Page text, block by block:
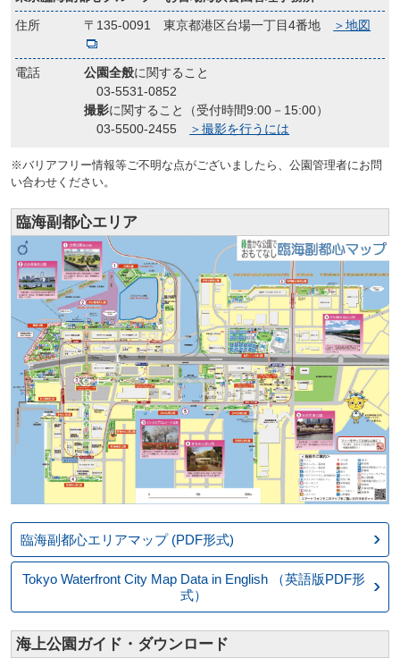
住所
〒135-0091 東京都港区台場一丁目4番地 ＞地図
電話 公園全般に関すること
03-5531-0852
撮影に関すること（受付時間9:00－15:00）
03-5500-2455
＞撮影を行うには
※バリアフリー情報等ご不明な点がございましたら、公園管理者にお問
い合わせください。
臨海副都心エリア
臨海副都心エリアマップ(PDF形式)
Tokyo Waterfront City Map Data in English （英語版PDF形
式）
海上公園ガイド・ダウンロード